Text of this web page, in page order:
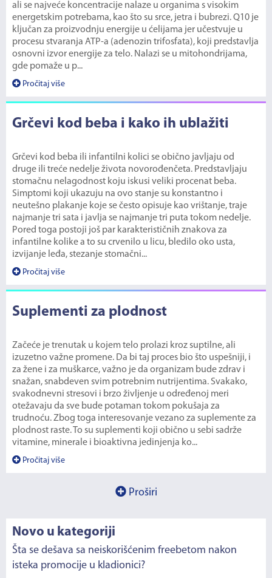
ali se najveće koncentracije nalaze u organima s visokim
energetskim potrebama, kao što su srce, jetra i bubrezi. Q10 je
ključan za proizvodnju energije u ćelijama jer učestvuje u
procesu stvaranja ATP-a (adenozin trifosfata), koji predstavlja
osnovni izvor energije za telo. Nalazi se u mitohondrijama,
gde pomaže u p...
Pročitaj više
Grčevi kod beba i kako ih ublažiti
Grčevi kod beba ili infantilni kolici se obično javljaju od
druge ili treće nedelje života novorođenčeta. Predstavljaju
stomačnu nelagodnost koju iskusi veliki procenat beba.
Simptomi koji ukazuju na ovo stanje su konstantno i
neutešno plakanje koje se često opisuje kao vrištanje, traje
najmanje tri sata i javlja se najmanje tri puta tokom nedelje.
Pored toga postoji još par karakterističnih znakova za
infantilne kolike a to su crvenilo u licu, bledilo oko usta,
izvijanje leđa, stezanje stomačni...
Pročitaj više
Suplementi za plodnost
Začeće je trenutak u kojem telo prolazi kroz suptilne, ali
izuzetno važne promene. Da bi taj proces bio što uspešniji, i
za žene i za muškarce, važno je da organizam bude zdrav i
snažan, snabdeven svim potrebnim nutrijentima. Svakako,
svakodnevni stresovi i brzo življenje u određenoj meri
otežavaju da sve bude potaman tokom pokušaja za
trudnoću. Zbog toga interesovanje vezano za suplemente za
plodnost raste. To su suplementi koji obično u sebi sadrže
vitamine, minerale i bioaktivna jedinjenja ko...
Pročitaj više
Proširi
Novo u kategoriji
Šta se dešava sa neiskorišćenim freebetom nakon
isteka promocije u kladionici?